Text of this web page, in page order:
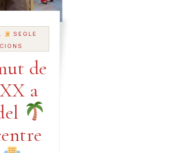
SEGLE
de
a